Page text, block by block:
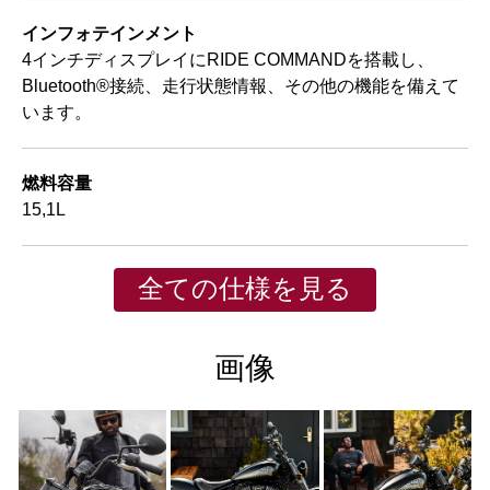
インフォテインメント
4インチディスプレイにRIDE COMMANDを搭載し、
Bluetooth®接続、走行状態情報、その他の機能を備えて
います。
燃料容量
15,1L
全ての仕様を見る
画像